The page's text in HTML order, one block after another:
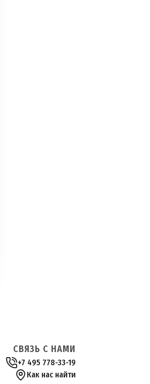
СВЯЗЬ С НАМИ
+7 495 778-33-19
Как нас найти